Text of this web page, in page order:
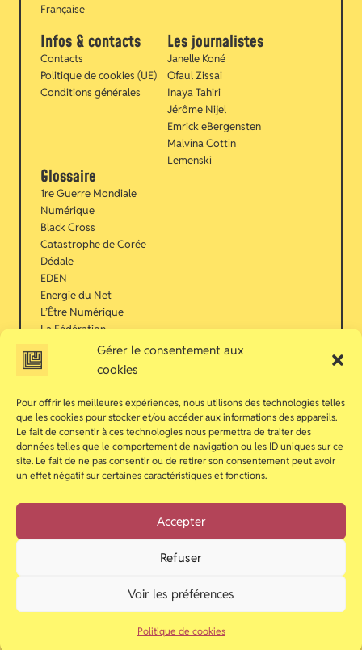
Gérer le consentement aux
cookies
Pour offrir les meilleures expériences, nous utilisons des technologies telles
que les cookies pour stocker et/ou accéder aux informations des appareils.
Le fait de consentir à ces technologies nous permettra de traiter des
données telles que le comportement de navigation ou les ID uniques sur ce
site. Le fait de ne pas consentir ou de retirer son consentement peut avoir
un effet négatif sur certaines caractéristiques et fonctions.
Accepter
Refuser
Voir les préférences
Politique de cookies
Française
Infos & contacts
Contacts
Politique de cookies (UE)
Conditions générales
Les journalistes
Janelle Koné
Ofaul Zissai
Inaya Tahiri
Jérôme Nijel
Emrick eBergensten
Malvina Cottin
Lemenski
Glossaire
1re Guerre Mondiale
Numérique
Black Cross
Catastrophe de Corée
Dédale
EDEN
Energie du Net
L’Être Numérique
La Fédération
Lisa Humphrey
Machine à Rêves
Masques connectés
Navi
Net Libre et Net
Contaminé
Nocturne
Non-Citoyens